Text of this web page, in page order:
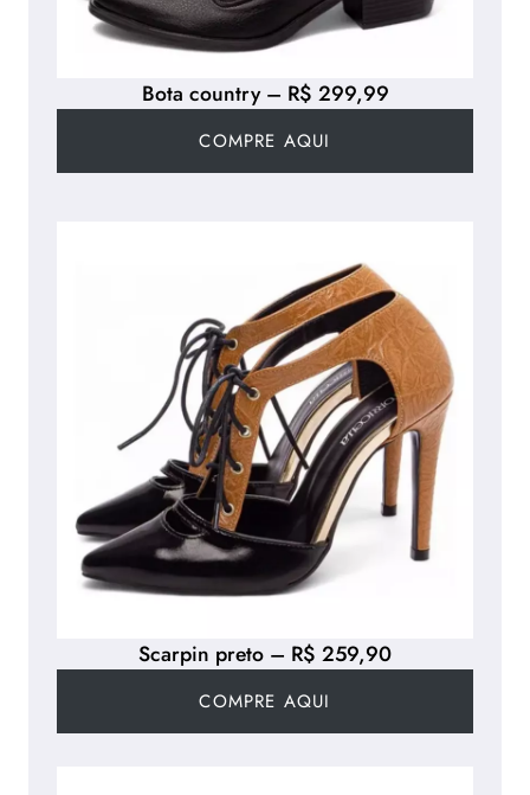
Scarpin preto – R$ 259,90
COMPRE AQUI
Bota country – R$ 299,99
COMPRE AQUI